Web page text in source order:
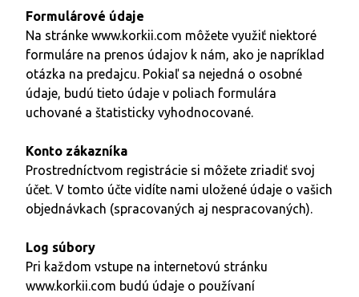
Formulárové údaje
Na stránke www.korkii.com môžete využiť niektoré
formuláre na prenos údajov k nám, ako je napríklad
otázka na predajcu. Pokiaľ sa nejedná o osobné
údaje, budú tieto údaje v poliach formulára
uchované a štatisticky vyhodnocované.
Konto zákazníka
Prostredníctvom registrácie si môžete zriadiť svoj
účet. V tomto účte vidíte nami uložené údaje o vašich
objednávkach (spracovaných aj nespracovaných).
Log súbory
Pri každom vstupe na internetovú stránku
www.korkii.com budú údaje o používaní